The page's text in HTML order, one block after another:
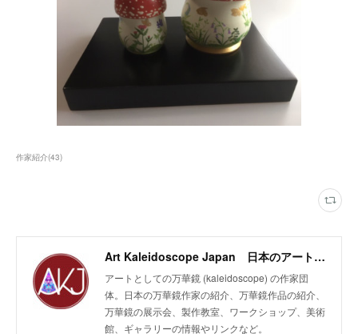
作家紹介(43)
Art Kaleidoscope Japan 日本のアート万華鏡の作家団体
アートとしての万華鏡 (kaleidoscope) の作家団
体。日本の万華鏡作家の紹介、万華鏡作品の紹介、
万華鏡の展示会、製作教室、ワークショップ、美術
館、ギャラリーの情報やリンクなど。